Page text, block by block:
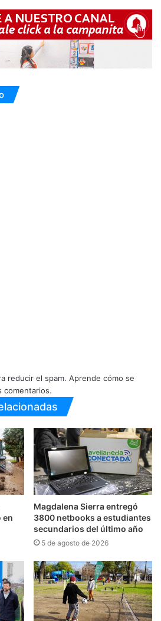
reducir el spam. Aprende cómo se
comentarios.
en
Magdalena Sierra entregó
3800 netbooks a estudiantes
secundarios del último año
5 de agosto de 2026